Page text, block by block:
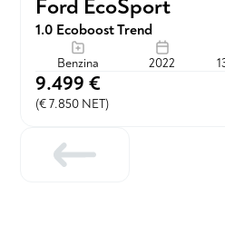
Lichidare stoc
76 € / lună
Ford EcoSport
1.0 Ecoboost Trend
Benzina 2022
9.499 €
(€ 7.850 NET)